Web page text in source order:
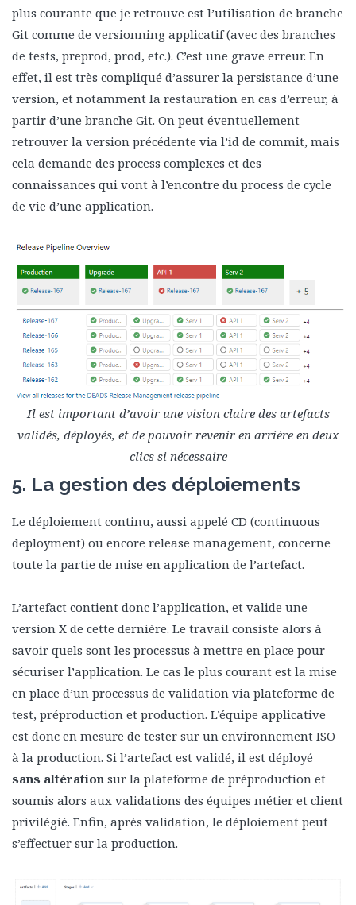
plus courante que je retrouve est l’utilisation de branche
Git comme de versionning applicatif (avec des branches
de tests, preprod, prod, etc.). C’est une grave erreur. En
effet, il est très compliqué d’assurer la persistance d’une
version, et notamment la restauration en cas d’erreur, à
partir d’une branche Git. On peut éventuellement
retrouver la version précédente via l’id de commit, mais
cela demande des process complexes et des
connaissances qui vont à l’encontre du process de cycle
de vie d’une application.
Il est important d’avoir une vision claire des artefacts
validés, déployés, et de pouvoir revenir en arrière en deux
clics si nécessaire
5. La gestion des déploiements
Le déploiement continu, aussi appelé CD (continuous
deployment) ou encore release management, concerne
toute la partie de mise en application de l’artefact.
L’artefact contient donc l’application, et valide une
version X de cette dernière. Le travail consiste alors à
savoir quels sont les processus à mettre en place pour
sécuriser l’application. Le cas le plus courant est la mise
en place d’un processus de validation via plateforme de
test, préproduction et production. L’équipe applicative
est donc en mesure de tester sur un environnement ISO
à la production. Si l’artefact est validé, il est déployé
sans altération sur la plateforme de préproduction et
soumis alors aux validations des équipes métier et client
privilégié. Enfin, après validation, le déploiement peut
s’effectuer sur la production.